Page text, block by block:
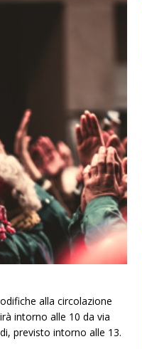
alla circolazione
intorno alle 10 da via
previsto intorno alle 13.